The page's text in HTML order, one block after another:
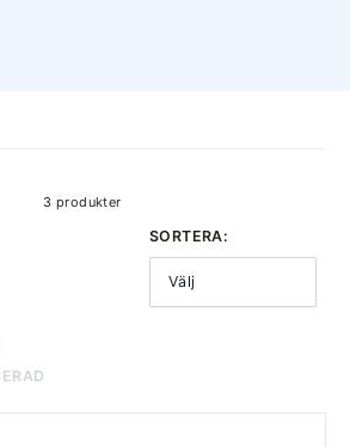
3 produkter
SORTERA:
Välj